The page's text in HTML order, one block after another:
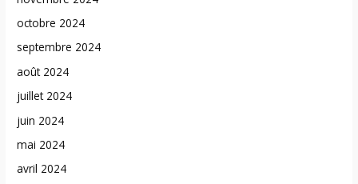
octobre 2024
septembre 2024
août 2024
juillet 2024
juin 2024
mai 2024
avril 2024